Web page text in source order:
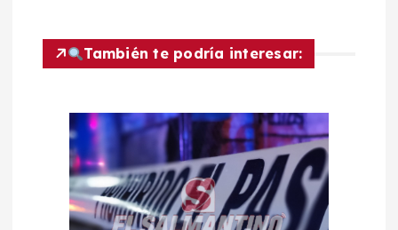
ó
También te podría interesar: